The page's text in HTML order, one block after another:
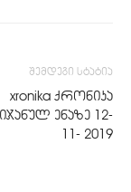
შემდეგი სტატია
xronika ქრონიკა
ენაზე 12-
11- 2019